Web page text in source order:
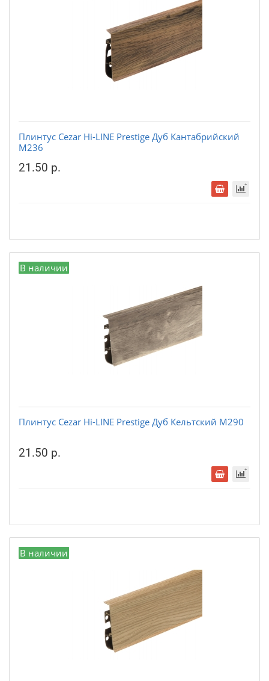
Плинтус Cezar Hi-LINE Prestige Дуб Кантабрийский
М236
21.50 р.
В наличии
Плинтус Cezar Hi-LINE Prestige Дуб Кельтский М290
21.50 р.
В наличии